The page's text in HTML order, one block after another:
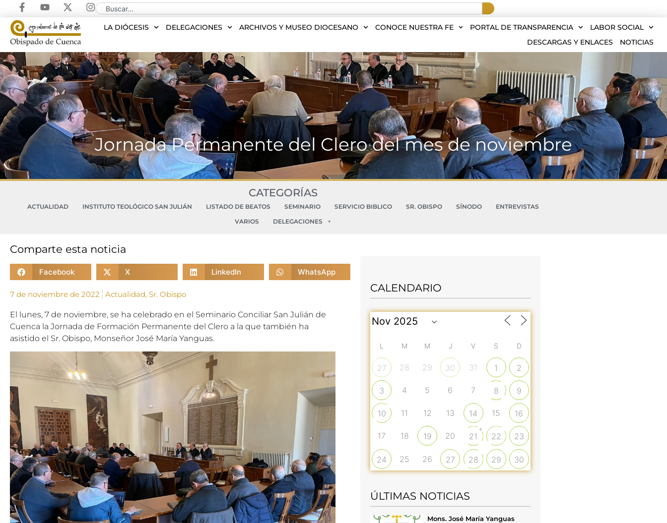
LA DIÓCESIS DELEGACIONES ARCHIVOS Y MUSEO DIOCESANO CONOCE NUESTRA FE PORTAL DE TRANSPARENCIA
LABOR SOCIAL
DESCARGAS Y ENLACES
NOTICIAS
Jornada Permanente del Clero del mes de noviembre
CATEGORÍAS
ACTUALIDAD INSTITUTO TEOLÓGICO SAN JULIÁN LISTADO DE BEATOS SEMINARIO SERVICIO BIBLICO SR. OBISPO SÍNODO
ENTREVISTAS
VARIOS
DELEGACIONES
Comparte esta noticia
Facebook X LinkedIn WhatsApp
7 de noviembre de 2022 Actualidad, Sr. Obispo
El lunes, 7 de noviembre, se ha celebrado en el Seminario Conciliar San Julián de
Cuenca la Jornada de Formación Permanente del Clero a la que también ha
asistido el Sr. Obispo, Monseñor José María Yanguas.
CALENDARIO
L M M J V S D
27 28 29 30 31 1 2
3 4 5 6 7 8 9
10 11 12 13 14 15 16
17 18 19 20 21
+
22 23
24 25 26 27 28 29 30
ÚLTIMAS NOTICIAS
Mons. José María Yanguas